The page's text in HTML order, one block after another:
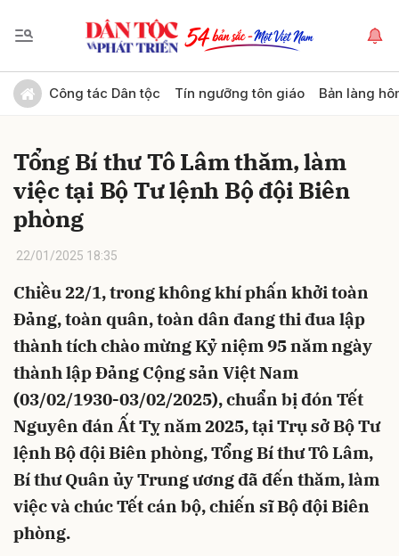
Công tác Dân tộc Tín ngưỡng tôn giáo Bản làng
Tổng Bí thư Tô Lâm thăm, làm
việc tại Bộ Tư lệnh Bộ đội Biên
phòng
22/01/2025 18:35
Chiều 22/1, trong không khí phấn khởi toàn
Đảng, toàn quân, toàn dân đang thi đua lập
thành tích chào mừng Kỷ niệm 95 năm ngày
thành lập Đảng Cộng sản Việt Nam
(03/02/1930-03/02/2025), chuẩn bị đón Tết
Nguyên đán Ất Tỵ năm 2025, tại Trụ sở Bộ Tư
lệnh Bộ đội Biên phòng, Tổng Bí thư Tô Lâm,
Bí thư Quân ủy Trung ương đã đến thăm, làm
việc và chúc Tết cán bộ, chiến sĩ Bộ đội Biên
phòng.
Gửi bình luận